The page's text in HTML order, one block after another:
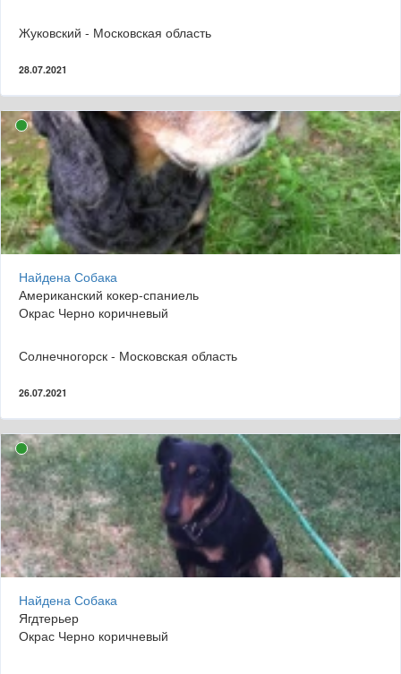
Жуковский - Московская область
28.07.2021
Найдена Собака
Американский кокер-спаниель
Окрас Черно коричневый
Солнечногорск - Московская область
26.07.2021
Найдена Собака
Ягдтерьер
Окрас Черно коричневый